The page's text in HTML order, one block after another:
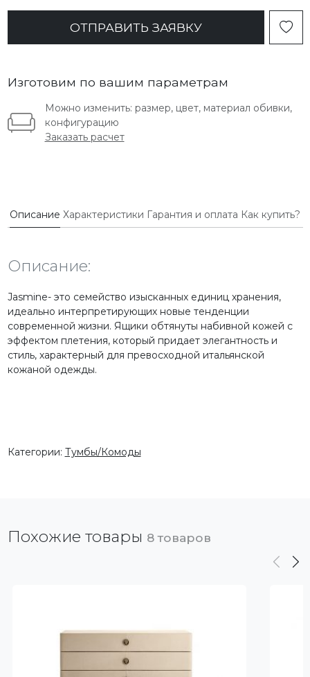
ОТПРАВИТЬ ЗАЯВКУ
Изготовим по вашим параметрам
Можно изменить: размер, цвет, материал обивки,
конфигурацию
Заказать расчет
Описание Характеристики Гарантия и оплата Как купить?
Описание:
Jasmine- это семейство изысканных единиц хранения,
идеально интерпретирующих новые тенденции
современной жизни. Ящики обтянуты набивной кожей с
эффектом плетения, который придает элегантность и
стиль, характерный для превосходной итальянской
кожаной одежды.
Категории: Тумбы/Комоды
Похожие товары 8 товаров